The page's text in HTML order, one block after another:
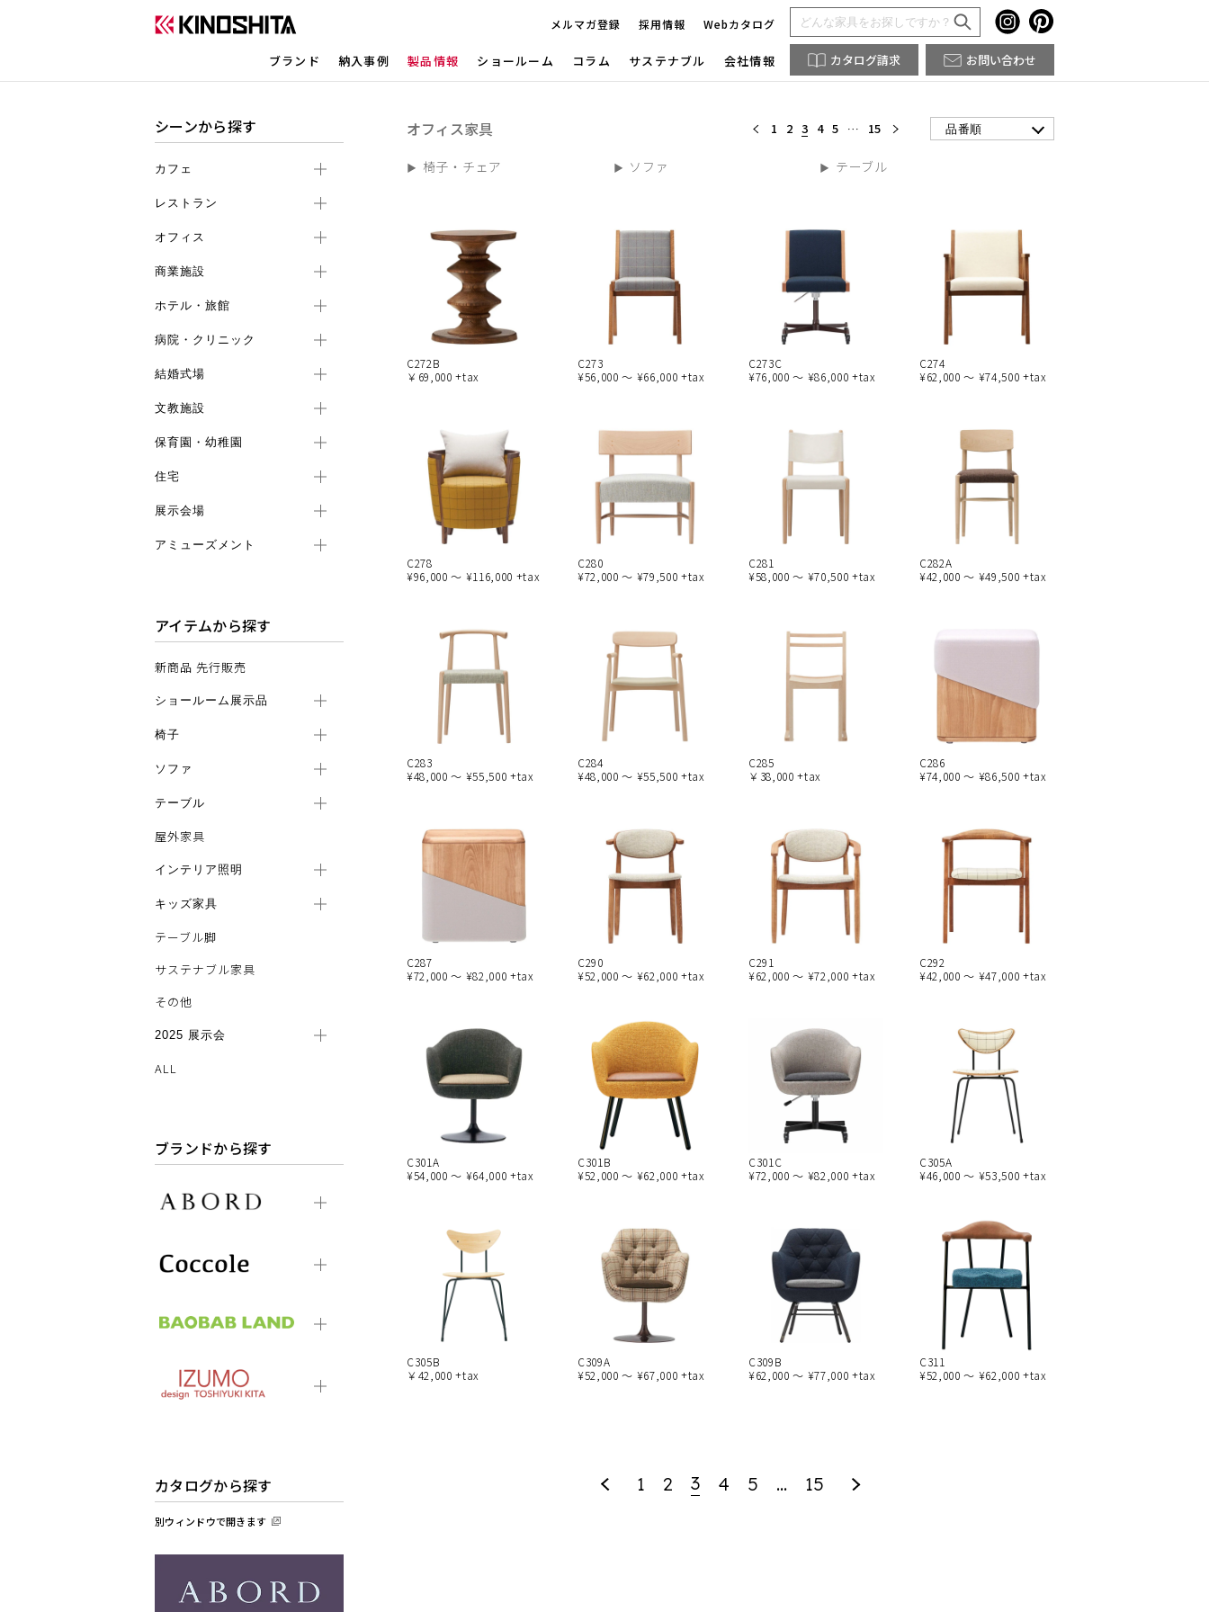
メルマガ登録 採用情報 Webカタログ
ブランド 納入事例 製品情報 ショールーム コラム サステナブル 会社情報 カタログ請求 お問い合わせ
オフィス家具 品番順
1 2 3 4 5 … 15
椅子・チェア ソファ テーブル
C272B
￥69,000 +tax
C273
¥56,000 ～ ¥66,000 +tax
C273C
¥76,000 ～ ¥86,000 +tax
C274
¥62,000 ～ ¥74,500 +tax
C278
¥96,000 ～ ¥116,000 +tax
C280
¥72,000 ～ ¥79,500 +tax
C281
¥58,000 ～ ¥70,500 +tax
C282A
¥42,000 ～ ¥49,500 +tax
C283
¥48,000 ～ ¥55,500 +tax
C284
¥48,000 ～ ¥55,500 +tax
C285
￥38,000 +tax
C286
¥74,000 ～ ¥86,500 +tax
C287
¥72,000 ～ ¥82,000 +tax
C290
¥52,000 ～ ¥62,000 +tax
C291
¥62,000 ～ ¥72,000 +tax
C292
¥42,000 ～ ¥47,000 +tax
C301A
¥54,000 ～ ¥64,000 +tax
C301B
¥52,000 ～ ¥62,000 +tax
C301C
¥72,000 ～ ¥82,000 +tax
C305A
¥46,000 ～ ¥53,500 +tax
C305B
￥42,000 +tax
C309A
¥52,000 ～ ¥67,000 +tax
C309B
¥62,000 ～ ¥77,000 +tax
C311
¥52,000 ～ ¥62,000 +tax
1 2 3 4 5 … 15
シーンから探す
カフェ
レストラン
オフィス
商業施設
ホテル・旅館
病院・クリニック
結婚式場
文教施設
保育園・幼稚園
住宅
展示会場
アミューズメント
アイテムから探す
新商品 先行販売
ショールーム展示品
椅子
ソファ
テーブル
屋外家具
インテリア照明
キッズ家具
テーブル脚
サステナブル家具
その他
2025 展示会
ALL
ブランドから探す
カタログから探す
別ウィンドウで開きます